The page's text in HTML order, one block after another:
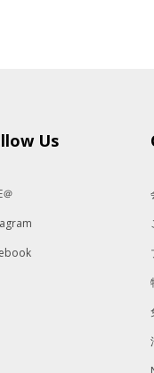
Us
＠